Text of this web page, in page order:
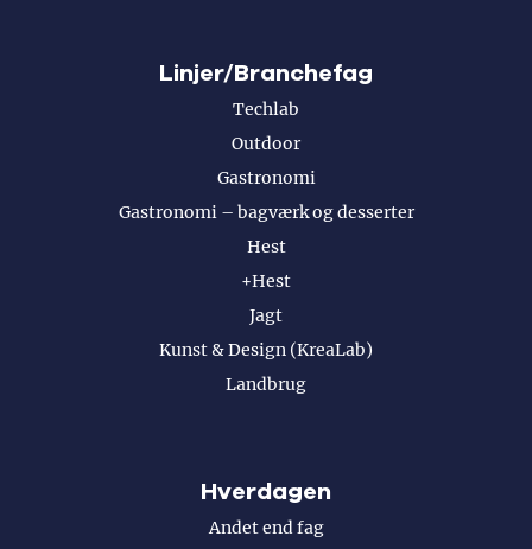
Linjer/Branchefag
Techlab
Outdoor
Gastronomi
Gastronomi – bagværk og desserter
Hest
+Hest
Jagt
Kunst & Design (KreaLab)
Landbrug
Hverdagen
Andet end fag